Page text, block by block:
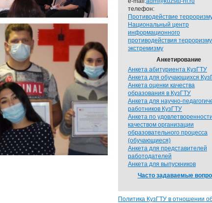
телефон:
Противодействие
Национальный центр
информационного
противодействия
экстремизму
Анкетирование
Анкета абитуриента КузГТУ
Анкета для обучающихся
Анкета оценки качества
образования в КузГТУ
Анкета для научно-
работников КузГТУ
Анкета по
качеством организации
образовательного процесса
(обучающиеся)
Анкета для представителей
работодателей
Анкета для выпускников
Часто задаваемые
Политика КузГТУ в отношении